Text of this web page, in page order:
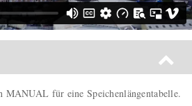
für eine Speichenlängentabelle.